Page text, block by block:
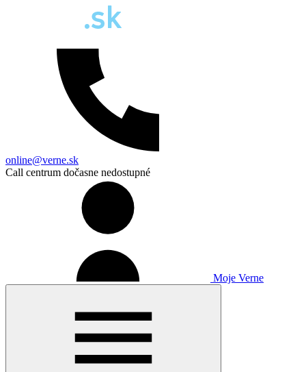
online@verne.sk
Call centrum dočasne nedostupné
Moje Verne